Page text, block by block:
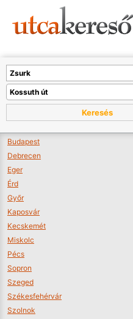
Keresés
Budapest
Debrecen
Eger
Érd
Győr
Kaposvár
Kecskemét
Miskolc
Pécs
Sopron
Szeged
Székesfehérvár
Szolnok
A térképet kicsinyíteni kell, hogy
Boltok látszódjanak >>